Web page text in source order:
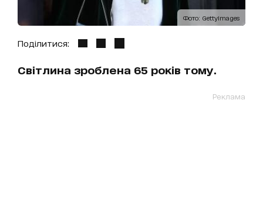
Фото: GettyImages
Поділитися:
Світлина зроблена 65 років тому.
Реклама